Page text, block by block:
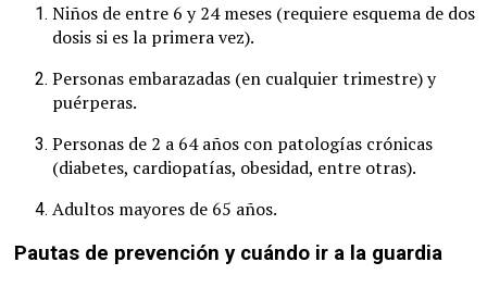
Niños de entre 6 y 24 meses (requiere esquema de dos
dosis si es la primera vez).
Personas embarazadas (en cualquier trimestre) y
puérperas.
Personas de 2 a 64 años con patologías crónicas
(diabetes, cardiopatías, obesidad, entre otras).
Adultos mayores de 65 años.
Pautas de prevención y cuándo ir a la guardia